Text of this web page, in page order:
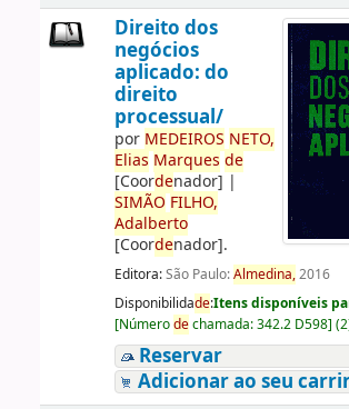
Direito dos
negócios
aplicado: do
direito
processual/
por MEDEIROS NETO,
Elias Marques de
[Coordenador] |
SIMÃO FILHO,
Adalberto
[Coordenador].
Editora:São Paulo:Almedina,2016
Disponibilidade:Itens disponíveis
[Númerodechamada:342.2 D598]
Reservar
Adicionar ao seu